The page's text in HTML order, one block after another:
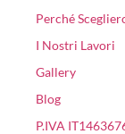
Perché
I Nostri Lavori
Gallery
Blog
P.IVA